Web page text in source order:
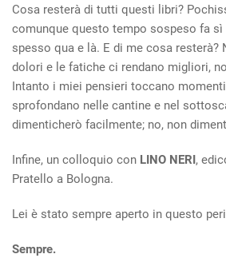
Cosa resterà di tutti questi libri?
comunque questo tempo sospeso fa
spesso qua e là. E di me cosa resterà?
dolori e le fatiche ci rendano migliori,
Intanto i miei pensieri toccano
sprofondano nelle cantine e nel
dimenticherò facilmente; no, non
Infine, un colloquio con LINO NERI,
Pratello a Bologna.
Lei è stato sempre aperto in questo
Sempre.